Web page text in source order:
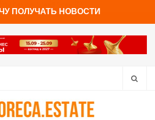
ПОЛУЧАТЬ НОВОСТИ